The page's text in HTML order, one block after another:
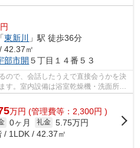
「東新川
」駅 徒歩36分
42.37㎡
部市開 ５丁目１４番５３
ので、会話したうえで直接会うかを決
す。室内設備は浴室乾燥機・洗面所独
...
万円 (管理費等：2,300円 )
0ヶ月 礼金 5.75万円
/ 1LDK / 42.37㎡